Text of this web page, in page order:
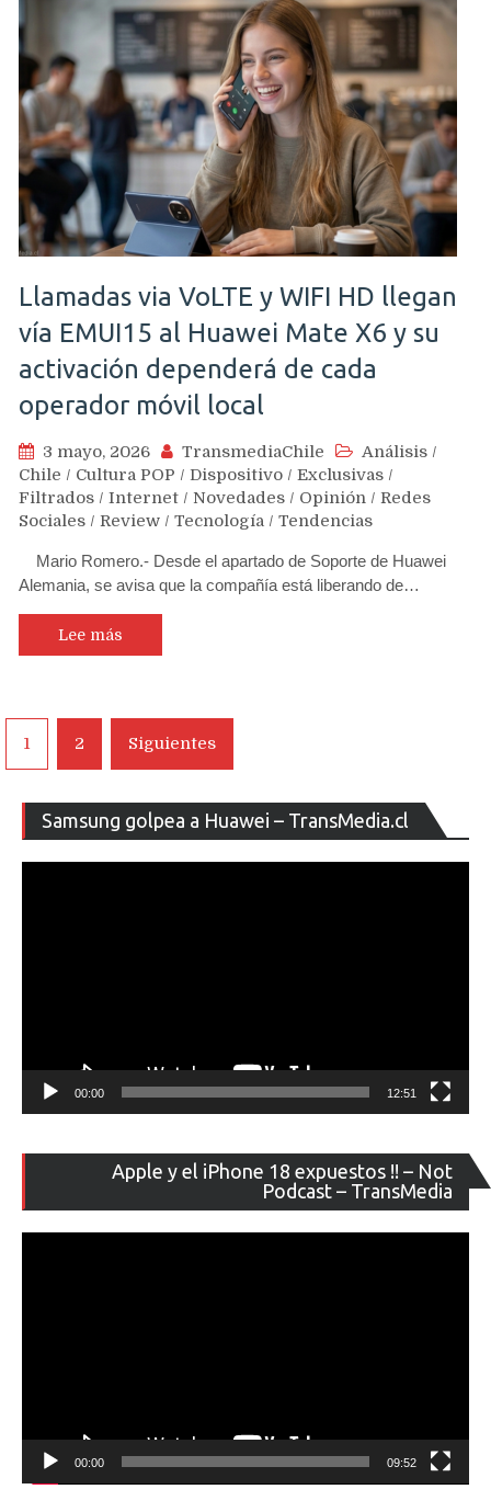
Llamadas via VoLTE y WIFI HD llegan
vía EMUI15 al Huawei Mate X6 y su
activación dependerá de cada
operador móvil local
3 mayo, 2026 TransmediaChile Análisis /
Chile / Cultura POP / Dispositivo / Exclusivas /
Filtrados / Internet / Novedades / Opinión / Redes
Sociales / Review / Tecnología / Tendencias
Mario Romero.- Desde el apartado de Soporte de Huawei
Alemania, se avisa que la compañía está liberando de…
Lee más
Navegación
de
entradas
1 2 Siguientes
Samsung golpea a Huawei – TransMedia.cl
de
00:00 12:51
Apple y el iPhone 18 expuestos !! – Not
Podcast – TransMedia
de
00:00 09:52